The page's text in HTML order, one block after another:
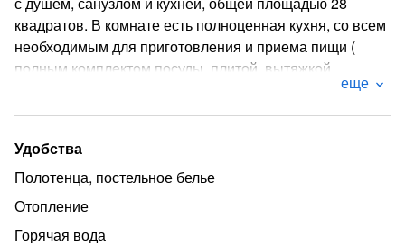
квадратов. В комнате есть полноценная кухня, со всем
необходимым для приготовления и приема пищи (
полным комплектом посуды, плитой, вытяжкой,
Просторный санузел с душем и биде, в котором есть:
фен, халаты, тапочки, шапочки для душа, зубные
наборы, комплект полотенец для душа и пляжа.
Комната оборудована кондиционером, бесплатным
высокоскоростным WiFi, феном, сейфом, телефоном,
LED-телевизором.
еще
Удобства
Полотенца, постельное белье
Отопление
Горячая вода